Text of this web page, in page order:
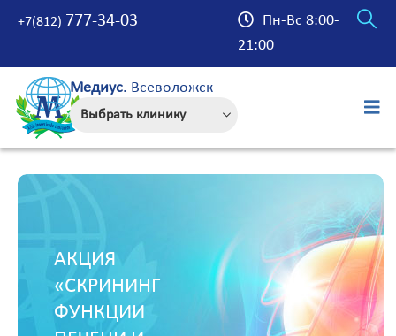
+7(812) 777-34-03
Пн-Вс 8:00-
21:00
Медиус. Всеволожск
АКЦИЯ
«СКРИНИНГ
ФУНКЦИИ